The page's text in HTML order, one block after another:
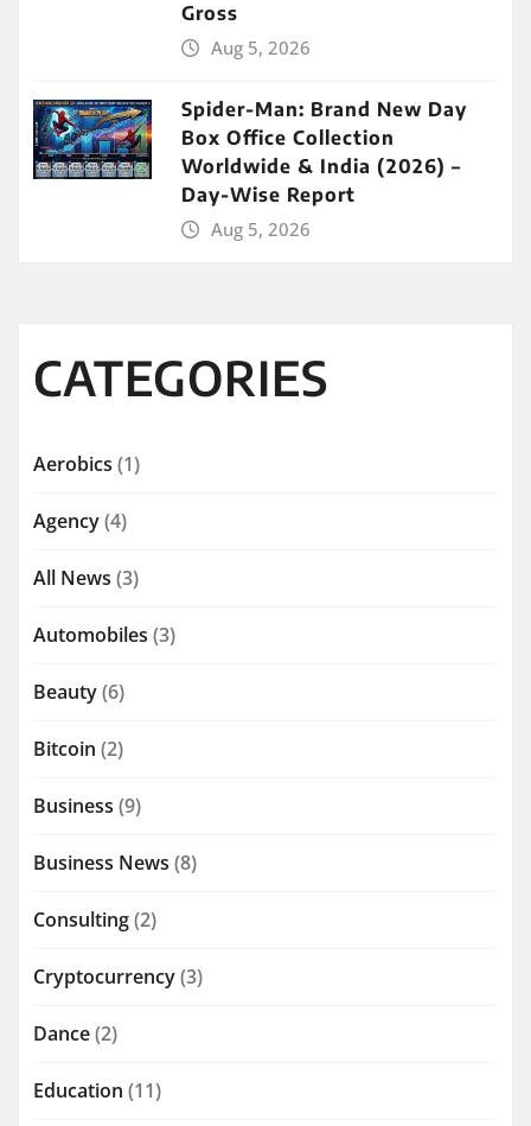
Gross
Aug 5, 2026
Spider-Man: Brand New Day
Box Office Collection
Worldwide & India (2026) –
Day-Wise Report
Aug 5, 2026
CATEGORIES
Aerobics (1)
Agency(4)
All News (3)
Automobiles (3)
Beauty(6)
Bitcoin (2)
Business (9)
Business News (8)
Consulting(2)
Cryptocurrency(3)
Dance(2)
Education (11)